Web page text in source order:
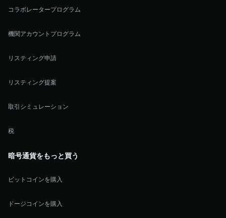
コラボレータープログラム
機関アカウントプログラム
リスティング申請
リスティング提案
取引シミュレーション
税
暗号通貨をもっと買う
ビットコインを購入
ドージコインを購入